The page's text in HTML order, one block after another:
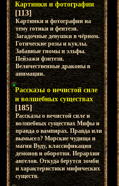
Картинки и фотографии
[113]
Картинки и фотографии на
тему готики и фентези.
Загадочные девушки в чёрном.
Готические розы и куклы.
Забавные гномы и эльфы.
Пейзажи фэнтези.
Величественные драконы в
анимации.
Рассказы о нечистой силе
и волшебных существах
[185]
Рассказы о нечистой силе и
волшебных существах Мифы и
правда о вампирах. Правда или
вымысел? Морские чудища и
магия Вуду, классификация
демонов и оборотни. Иерархии
ангелов. Откуда берутся зомби
и характеристики мифических
существ.